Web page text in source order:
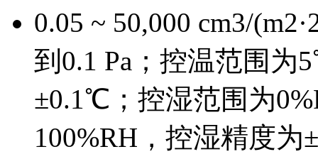
0.05 ~ 50,000 cm3/
到0.1 Pa；控温范围
±0.1℃；控湿范围为
100%RH，控湿精度